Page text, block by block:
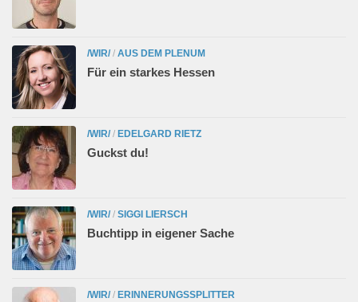
/WIR/ / AUS DEM PLENUM
Für ein starkes Hessen
/WIR/ / EDELGARD RIETZ
Guckst du!
/WIR/ / SIGGI LIERSCH
Buchtipp in eigener Sache
/WIR/ / ERINNERUNGSSPLITTER